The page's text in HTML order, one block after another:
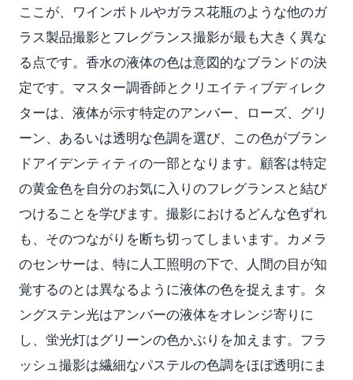
ここが、ワインボトルやガラス花瓶のような他のガ
ラス製品撮影とフレグランス撮影が最も大きく異な
る点です。香水の液体の色は意図的なブランドの決
定です。マスター調香師とクリエイティブディレク
ターは、液体が示す特定のアンバー、ローズ、グリ
ーン、あるいは透明な色調を選び、この色がブラン
ドアイデンティティの一部となります。顧客は特定
の黄金色を自分のお気に入りのフレグランスと結び
つけることを学びます。撮影におけるどんな色ずれ
も、そのつながりを断ち切ってしまいます。カメラ
のセンサーは、特に人工照明の下で、人間の目が知
覚するのとは異なるように液体の色を捉えます。タ
ングステン光はアンバーの液体をオレンジ寄りに
し、蛍光灯はグリーンの色かぶりを加えます。フラ
ッシュ撮影は繊細なパステルの色調をほぼ透明にま